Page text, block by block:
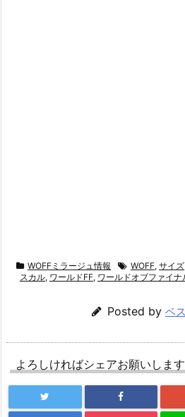
WOFFミラージュ情報 WOFF, サイズ
スカル, ワールドFF, ワールドオブファイナ
Posted by ベ
よろしければシェアお願いします